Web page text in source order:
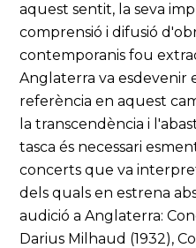
aquest sentit, la seva
comprensió i difusió
contemporanis fou
Anglaterra va esdevenir
referència en aquest
la transcendència i
tasca és necessari
concerts que va
dels quals en estrena
audició a Anglaterra:
Darius Milhaud (1932),